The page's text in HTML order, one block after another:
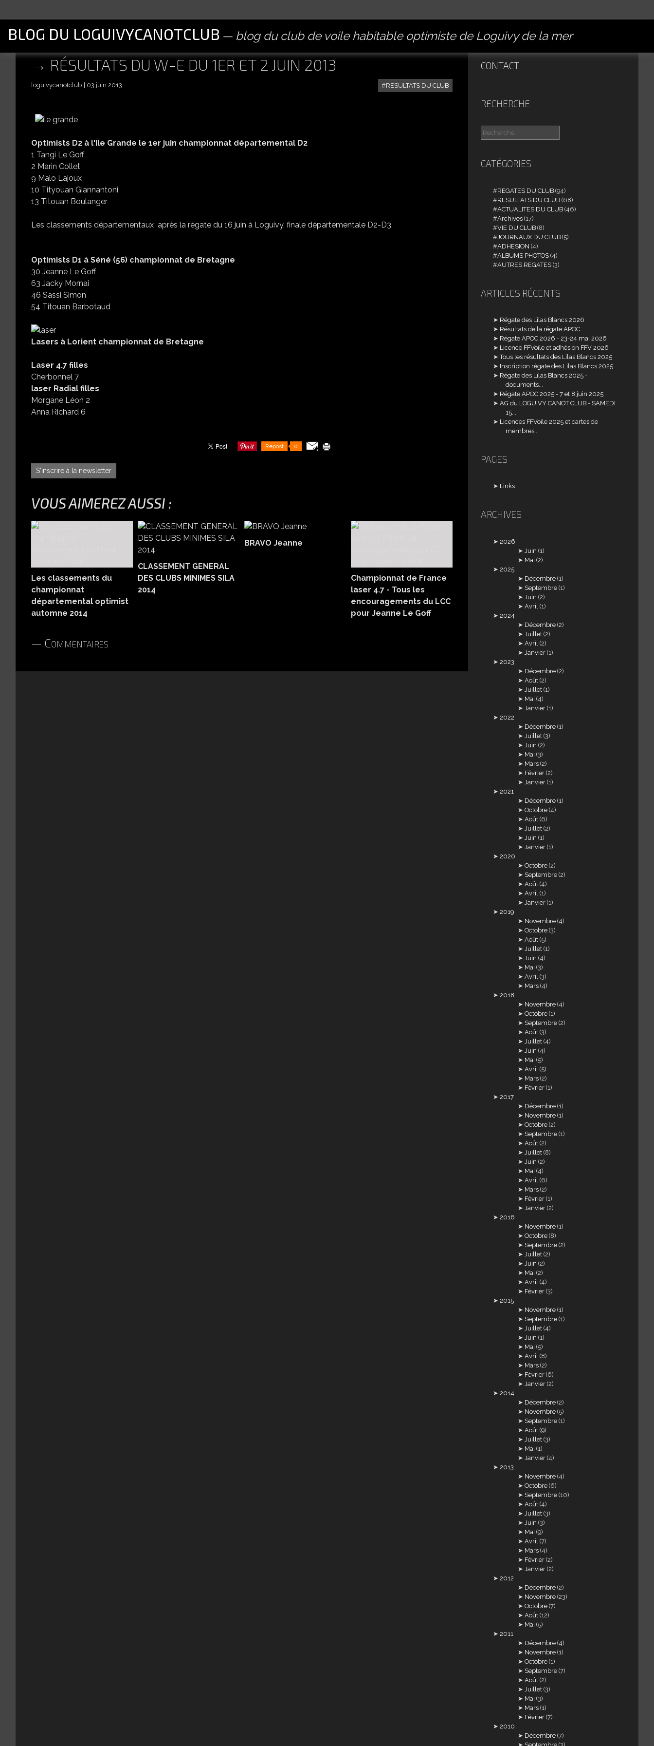
BLOG DU LOGUIVYCANOTCLUB blog du club de voile habitable optimiste de Loguivy de la mer
RÉSULTATS DU W-E DU 1ER ET 2 JUIN 2013
RESULTATS DU CLUB
loguivycanotclub 03 juin 2013
Optimists D2 à l'Ile Grande le 1er juin championnat départemental D2
1 Tangi Le Goff
2 Marin Collet
9 Malo Lajoux
10 Tityouan Giannantoni
13 Titouan Boulanger
Les classements départementaux après la régate du 16 juin à Loguivy, finale départementale D2-D3
Optimists D1 à Séné (56) championnat de Bretagne
30 Jeanne Le Goff
63 Jacky Mornai
46 Sassi Simon
54 Titouan Barbotaud
Lasers à Lorient championnat de Bretagne
Laser 4.7 filles
Cherbonnel 7
laser Radial filles
Morgane Léon 2
Anna Richard 6
Repost 0
S'inscrire à la newsletter
VOUS AIMEREZ AUSSI :
Les classements du
championnat
départemental optimist
automne 2014
CLASSEMENT GENERAL
DES CLUBS MINIMES SILA
2014
BRAVO Jeanne
Championnat de France
laser 4.7 - Tous les
encouragements du LCC
pour Jeanne Le Goff
Commentaires
CONTACT
RECHERCHE
CATÉGORIES
REGATES DU CLUB (94)
RESULTATS DU CLUB (68)
ACTUALITES DU CLUB (46)
Archives (17)
VIE DU CLUB (8)
JOURNAUX DU CLUB (5)
ADHESION (4)
ALBUMS PHOTOS (4)
AUTRES REGATES (3)
ARTICLES RÉCENTS
Régate des Lilas Blancs 2026
Résultats de la régate APOC
Régate APOC 2026 - 23-24 mai 2026
Licence FFVoile et adhésion FFV 2026
Tous les résultats des Lilas Blancs 2025
Inscription régate des Lilas Blancs 2025
Régate des Lilas Blancs 2025 -
documents...
Régate APOC 2025 - 7 et 8 juin 2025
AG du LOGUIVY CANOT CLUB - SAMEDI
15...
Licences FFVoile 2025 et cartes de
membres...
PAGES
Links
ARCHIVES
2026
Juin (1)
Mai (2)
2025
Décembre (1)
Septembre (1)
Juin (2)
Avril (1)
2024
Décembre (2)
Juillet (2)
Avril (2)
Janvier (1)
2023
Décembre (2)
Août (2)
Juillet (1)
Mai (4)
Janvier (1)
2022
Décembre (1)
Juillet (3)
Juin (2)
Mai (3)
Mars (2)
Février (2)
Janvier (1)
2021
Décembre (1)
Octobre (4)
Août (6)
Juillet (2)
Juin (1)
Janvier (1)
2020
Octobre (2)
Septembre (2)
Août (4)
Avril (1)
Janvier (1)
2019
Novembre (4)
Octobre (3)
Août (5)
Juillet (1)
Juin (4)
Mai (3)
Avril (3)
Mars (4)
2018
Novembre (4)
Octobre (1)
Septembre (2)
Août (3)
Juillet (4)
Juin (4)
Mai (5)
Avril (5)
Mars (2)
Février (1)
2017
Décembre (1)
Novembre (1)
Octobre (2)
Septembre (1)
Août (2)
Juillet (8)
Juin (2)
Mai (4)
Avril (6)
Mars (2)
Février (1)
Janvier (2)
2016
Novembre (1)
Octobre (8)
Septembre (2)
Juillet (2)
Juin (2)
Mai (2)
Avril (4)
Février (3)
2015
Novembre (1)
Septembre (1)
Juillet (4)
Juin (1)
Mai (5)
Avril (8)
Mars (2)
Février (6)
Janvier (2)
2014
Décembre (2)
Novembre (5)
Septembre (1)
Août (9)
Juillet (3)
Mai (1)
Janvier (4)
2013
Novembre (4)
Octobre (6)
Septembre (10)
Août (4)
Juillet (3)
Juin (3)
Mai (9)
Avril (7)
Mars (4)
Février (2)
Janvier (2)
2012
Décembre (2)
Novembre (23)
Octobre (7)
Août (12)
Mai (5)
2011
Décembre (4)
Novembre (1)
Octobre (1)
Septembre (7)
Août (2)
Juillet (3)
Mai (3)
Mars (1)
Février (7)
2010
Décembre (7)